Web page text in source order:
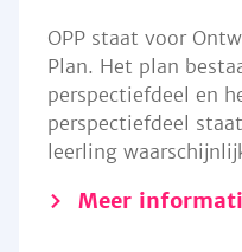
OPP staat voor
Plan. Het plan
perspectiefdeel en
perspectiefdeel
leerling
Meer